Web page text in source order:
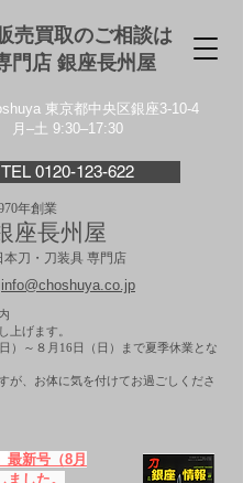
売買取のご相談は
門店 銀座⻑州屋
東京都中央区銀座3-10-4
月–土 9:30–17:30
TEL 0120-123-622
年創業
座長州屋
本刀・刀装具 専門店
info@choshuya.co.jp
上げます。
）～８月16日（日）まで夏季休業とな
が、お体に気を付けてお過ごしくださ
最新号（8月
した。